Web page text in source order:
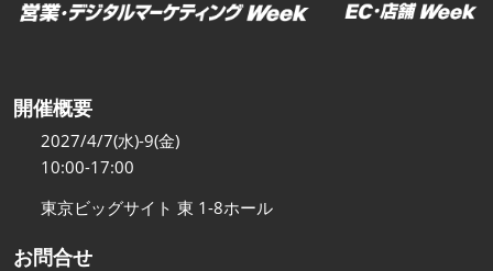
開催概要
2027/4/7(水)-9(金)
10:00-17:00
東京ビッグサイト 東 1-8ホール
お問合せ